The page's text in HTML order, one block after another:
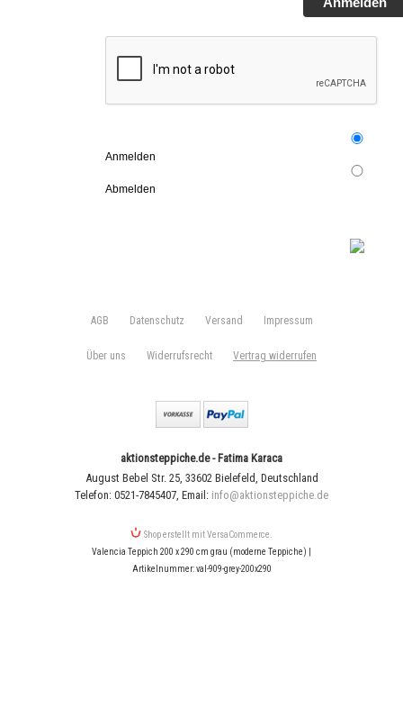
Anmelden
Abmelden
AGB Datenschutz Versand Impressum
Über uns Widerrufsrecht Vertrag widerrufen
aktionsteppiche.de - Fatima Karaca
August Bebel Str. 25, 33602 Bielefeld Deutschland
Telefon: 0521-7845407 Email: info@aktionsteppiche.de
Shop erstellt mit VersaCommerce.
Valencia Teppich 200 x 290 cm grau (moderne Teppiche) |
Artikelnummer: val-909-grey-200x290